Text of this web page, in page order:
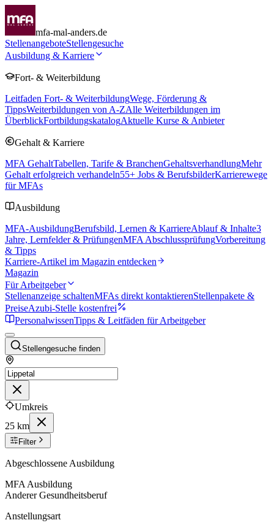
mfa-mal-anders.de
StellenangeboteStellengesuche
Ausbildung & Karriere
Fort- & Weiterbildung
Leitfaden Fort- & WeiterbildungWege, Förderung &
TippsWeiterbildungen von A-ZAlle Weiterbildungen im
ÜberblickFortbildungskatalogAktuelle Kurse & Anbieter
Gehalt & Karriere
MFA GehaltTabellen, Tarife & BranchenGehaltsverhandlungMehr
Gehalt erfolgreich verhandeln55+ Jobs & BerufsbilderKarrierewege
für MFAs
Ausbildung
MFA-AusbildungBerufsbild, Lernen & KarriereAblauf & Inhalte3
Jahre, Lernfelder & PrüfungenMFA AbschlussprüfungVorbereitung
& Tipps
Karriere-Artikel im Magazin entdecken
Magazin
Für Arbeitgeber
Stellenanzeige schaltenMFAs direkt kontaktierenStellenpakete &
PreiseAzubi-Stelle kostenfrei
PersonalwissenTipps & Leitfäden für Arbeitgeber
Stellengesuche finden
Umkreis
25 km
Filter
Abgeschlossene Ausbildung
MFA Ausbildung
Anderer Gesundheitsberuf
Anstellungsart